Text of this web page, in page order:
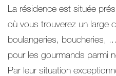
La résidence est située
où vous trouverez un large
boulangeries, boucheries,
pour les gourmands parmi
Par leur situation